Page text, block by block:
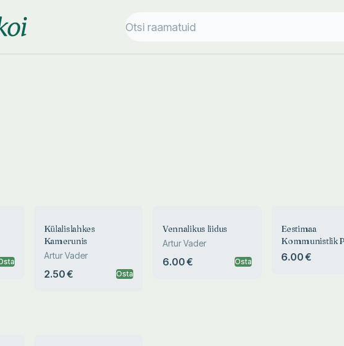
Külalislahkes
Kamerunis
Artur Vader
2.50 € Osta
Vennalikus liidus
Artur Vader
6.00 € Osta
Eestimaa
Kommunistlik
töörahva võitluse
6.00 €